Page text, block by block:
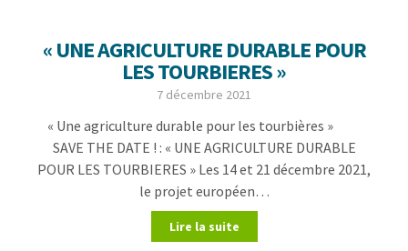
« UNE AGRICULTURE DURABLE POUR
LES TOURBIERES »
7 décembre 2021
« Une agriculture durable pour les tourbières »
SAVE THE DATE ! : « UNE AGRICULTURE DURABLE
POUR LES TOURBIERES » Les 14 et 21 décembre 2021,
le projet européen…
Lire la suite